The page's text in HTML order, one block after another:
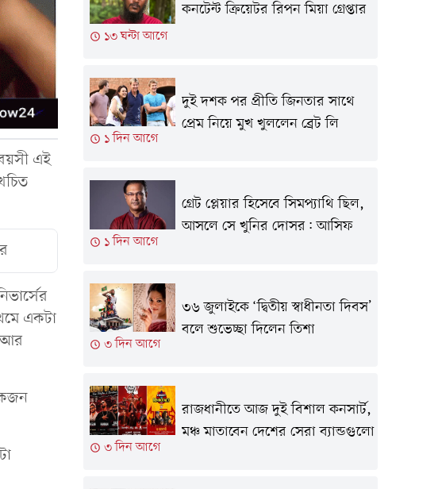
এই
একটা
আর
১৩ ঘন্টা আগে
কনটেন্ট ক্রিয়েটর রিপন মিয়া গ্রেপ্তার
১ দিন আগে
দুই দশক পর প্রীতি জিনতার সাথে
প্রেম নিয়ে মুখ খুললেন ব্রেট লি
১ দিন আগে
গ্রেট প্লেয়ার হিসেবে সিমপ‍্যাথি ছিল,
আসলে সে খুনির দোসর: আসিফ
৩ দিন আগে
৩৬ জুলাইকে ‘দ্বিতীয় স্বাধীনতা দিবস’
বলে শুভেচ্ছা দিলেন তিশা
৩ দিন আগে
রাজধানীতে আজ দুই বিশাল কনসার্ট,
মঞ্চ মাতাবেন দেশের সেরা ব্যান্ডগুলো